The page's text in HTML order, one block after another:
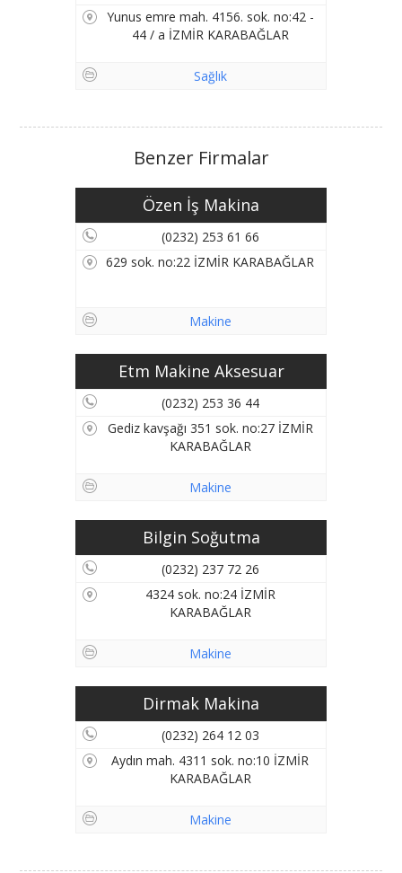
Yunus emre mah. 4156. sok. no:42 -
44 / a İZMİR KARABAĞLAR
Sağlık
Benzer Firmalar
Özen İş Makina
(0232) 253 61 66
629 sok. no:22 İZMİR KARABAĞLAR
Makine
Etm Makine Aksesuar
(0232) 253 36 44
Gediz kavşağı 351 sok. no:27 İZMİR
KARABAĞLAR
Makine
Bilgin Soğutma
(0232) 237 72 26
4324 sok. no:24 İZMİR
KARABAĞLAR
Makine
Dirmak Makina
(0232) 264 12 03
Aydın mah. 4311 sok. no:10 İZMİR
KARABAĞLAR
Makine